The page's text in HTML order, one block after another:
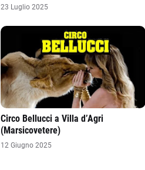
23 Luglio 2025
Circo Bellucci a Villa d’Agri
(Marsicovetere)
12 Giugno 2025